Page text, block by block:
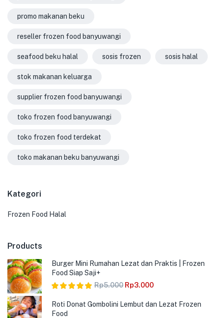
promo makanan beku
reseller frozen food banyuwangi
seafood beku halal sosis frozen sosis halal
stok makanan keluarga
supplier frozen food banyuwangi
toko frozen food banyuwangi
toko frozen food terdekat
toko makanan beku banyuwangi
Kategori
Frozen Food Halal
Products
Burger Mini Rumahan Lezat dan Praktis | Frozen
Food Siap Saji+
dari 5
Rp5.000 Rp3.000
Roti Donat Gombolini Lembut dan Lezat Frozen
Food